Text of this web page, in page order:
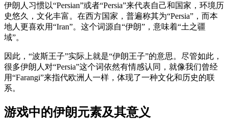
伊朗人习惯以“Persian”或者“Persia”来代表自己和国家，环境历
史悠久，文化丰富。在西方国家，普遍称其为“Persia”，而本
地人更喜欢用“Iran”。这个词源自“伊朗”，意味着“土之疆
域”。
因此，“波斯王子”实际上就是“伊朗王子”的意思。尽管如此，
很多伊朗人对“Persia”这个词依然有情感认同，就像我们曾经
用“Farangi”来指代欧洲人一样，体现了一种文化和历史的联
系。
游戏中的伊朗元素及其意义